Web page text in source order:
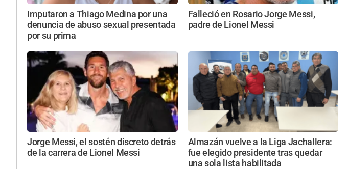
Imputaron a Thiago Medina por una
denuncia de abuso sexual presentada
por su prima
Falleció en Rosario Jorge Messi,
padre de Lionel Messi
Jorge Messi, el sostén discreto detrás
de la carrera de Lionel Messi
Almazán vuelve a la Liga Jachallera:
fue elegido presidente tras quedar
una sola lista habilitada